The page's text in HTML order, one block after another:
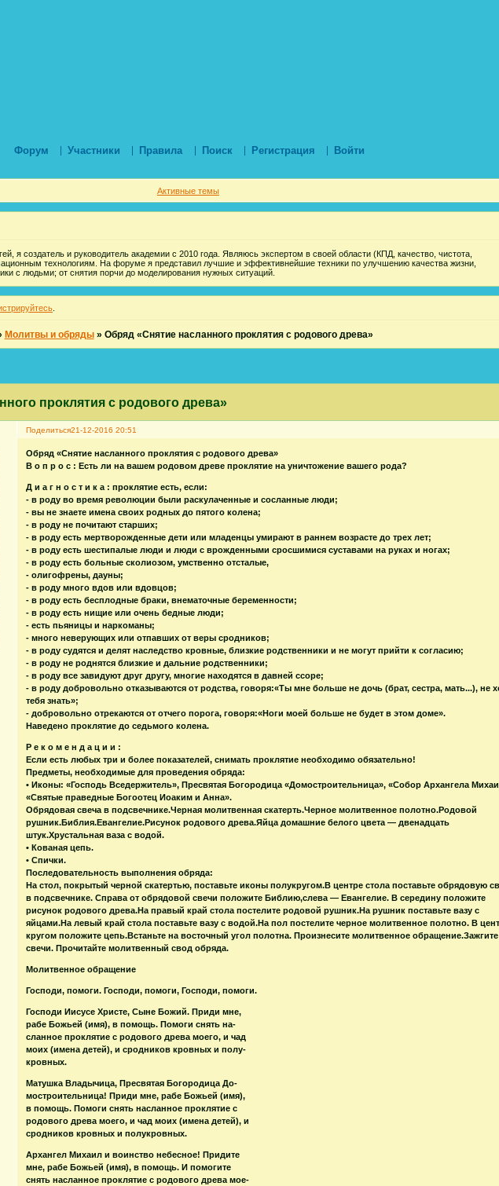
Форум Участники Правила Поиск Регистрация Войти
Активные темы
я создатель и руководитель академии с 2010 года. Являюсь экспертом в своей области (КПД, качество, чистота,
технологиям. На форуме я представил лучшие и эффективнейшие техники по улучшению качества жизни,
с людьми; от снятия порчи до моделирования нужных ситуаций.
Молитвы и обряды » Обряд «Снятие насланного проклятия с родового древа»
проклятия с родового древа»
Поделиться21-12-2016 20:51
Обряд «Снятие насланного проклятия с родового древа»
В о п р о с : Есть ли на вашем родовом древе проклятие на уничтожение вашего рода?
Д и а г н о с т и к а : проклятие есть, если:
- в роду во время революции были раскулаченные и сосланные люди;
- вы не знаете имена своих родных до пятого колена;
- в роду не почитают старших;
- в роду есть мертворожденные дети или младенцы умирают в раннем возрасте до трех лет;
- в роду есть шестипалые люди и люди с врожденными сросшимися суставами на руках и ногах;
- в роду есть больные сколиозом, умственно отсталые,
- олигофрены, дауны;
- в роду много вдов или вдовцов;
- в роду есть бесплодные браки, внематочные беременности;
- в роду есть нищие или очень бедные люди;
- есть пьяницы и наркоманы;
- много неверующих или отпавших от веры сродников;
- в роду судятся и делят наследство кровные, близкие родственники и не могут прийти к согласию;
- в роду не роднятся близкие и дальние родственники;
- в роду все завидуют друг другу, многие находятся в давней ссоре;
- в роду добровольно отказываются от родства, говоря:«Ты мне больше не дочь (брат, сестра, мать...), не
тебя знать»;
- добровольно отрекаются от отчего порога, говоря:«Ноги моей больше не будет в этом доме».
Наведено проклятие до седьмого колена.
Р е к о м е н д а ц и и :
Если есть любых три и более показателей, снимать проклятие необходимо обязательно!
Предметы, необходимые для проведения обряда:
• Иконы: «Господь Вседержитель», Пресвятая Богородица «Домостроительница», «Собор Архангела
«Святые праведные Богоотец Иоаким и Анна».
Обрядовая свеча в подсвечнике.Черная молитвенная скатерть.Черное молитвенное полотно.Родовой
рушник.Библия.Евангелие.Рисунок родового древа.Яйца домашние белого цвета — двенадцать
штук.Хрустальная ваза с водой.
• Кованая цепь.
• Спички.
Последовательность выполнения обряда:
На стол, покрытый черной скатертью, поставьте иконы полукругом.В центре стола поставьте обрядовую
в подсвечнике. Справа от обрядовой свечи положите Библию,слева — Евангелие. В середину положите
рисунок родового древа.На правый край стола постелите родовой рушник.На рушник поставьте вазу с
яйцами.На левый край стола поставьте вазу с водой.На пол постелите черное молитвенное полотно. В
кругом положите цепь.Встаньте на восточный угол полотна. Произнесите молитвенное обращение.Зажгите
свечи. Прочитайте молитвенный свод обряда.
Молитвенное обращение
Господи, помоги. Господи, помоги, Господи, помоги.
Господи Иисусе Христе, Сыне Божий. Приди мне,
рабе Божьей (имя), в помощь. Помоги снять на-
сланное проклятие с родового древа моего, и чад
моих (имена детей), и сродников кровных и полу-
кровных.
Матушка Владычица, Пресвятая Богородица До-
мостроительница! Приди мне, рабе Божьей (имя),
в помощь. Помоги снять насланное проклятие с
родового древа моего, и чад моих (имена детей), и
сродников кровных и полукровных.
Архангел Михаил и воинство небесное! Придите
мне, рабе Божьей (имя), в помощь. И помогите
снять насланное проклятие с родового древа мое-